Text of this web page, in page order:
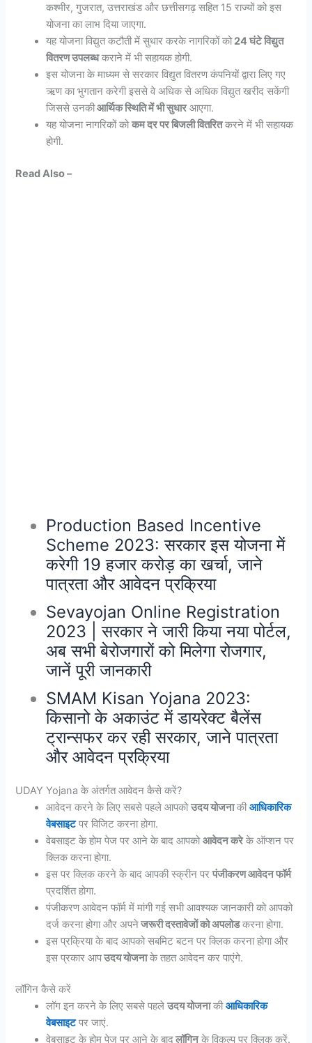
कश्मीर, गुजरात, उत्तराखंड और छत्तीसगढ़ सहित 15 राज्यों को इस
योजना का लाभ दिया जाएगा.
यह योजना विद्युत कटौती में सुधार करके नागरिकों को24 घंटे विद्युत
वितरण उपलब्धकराने में भी सहायक होगी.
इस योजना के माध्यम से सरकार विद्युत वितरण कंपनियों द्वारा लिए गए
ऋण का भुगतान करेगी इससे वे अधिक से अधिक विद्युत खरीद सकेंगी
जिससे उनकीआर्थिक स्थिति में भी सुधारआएगा.
यह योजना नागरिकों कोकम दर पर बिजली वितरितकरने में भी सहायक
होगी.
Read Also –
Production Based Incentive
Scheme 2023: सरकार इस योजना में
करेगी 19 हजार करोड़ का खर्चा, जाने
पात्रता और आवेदन प्रक्रिया
Sevayojan Online Registration
2023 | सरकार ने जारी किया नया पोर्टल,
अब सभी बेरोजगारों को मिलेगा रोजगार,
जानें पूरी जानकारी
SMAM Kisan Yojana 2023:
किसानो के अकाउंट में डायरेक्ट बैलेंस
ट्रान्सफर कर रही सरकार, जाने पात्रता
और आवेदन प्रक्रिया
UDAY Yojana के अंतर्गत आवेदन कैसे करें?
आवेदन करने के लिए सबसे पहले आपकोउदय योजनाकीआधिकारिक
वेबसाइटपर विजिट करना होगा.
वेबसाइट के होम पेज पर आने के बाद आपकोआवेदन करेके ऑप्शन पर
क्लिक करना होगा.
इस पर क्लिक करने के बाद आपकी स्क्रीन परपंजीकरण आवेदन फॉर्म
प्रदर्शित होगा.
पंजीकरण आवेदन फॉर्म में मांगी गई सभी आवश्यक जानकारी को आपको
दर्ज करना होगा और अपनेजरूरी दस्तावेजों को अपलोडकरना होगा.
इस प्रक्रिया के बाद आपको सबमिट बटन पर क्लिक करना होगा और
इस प्रकार आपउदय योजनाके तहत आवेदन कर पाएंगे.
लॉगिन कैसे करें
लॉग इन करने के लिए सबसे पहलेउदय योजनाकीआधिकारिक
वेबसाइटपर जाएं.
वेबसाइट के होम पेज पर आने के बादलॉगिनके विकल्प पर क्लिक करें.